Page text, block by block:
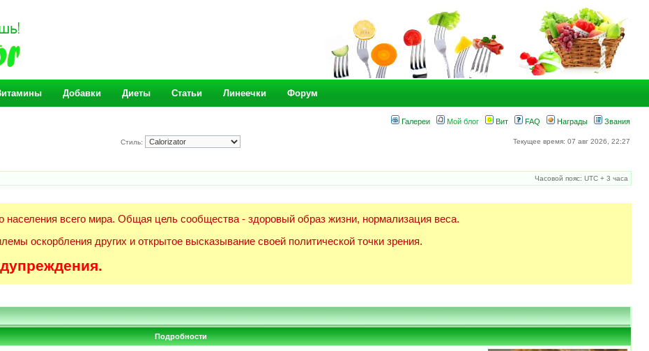
Добавки Диеты Статьи Линеечки Форум
Галереи Мой блог Вит FAQ Награды Звания
Стиль: Текущее время: 07 авг 2026, 22:27
Часовой пояс: UTC + 3 часа
всего мира. Общая цель сообщества - здоровый образ жизни, нормализация веса.
оскорбления других и открытое высказывание своей политической точки зрения.
Подробности